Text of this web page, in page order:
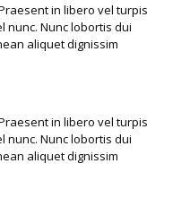
in libero vel turpis
nunc. Nunc lobortis dui
aliquet dignissim
in libero vel turpis
nunc. Nunc lobortis dui
aliquet dignissim